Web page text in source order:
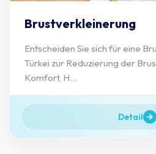
Brustverkleinerung
Entscheiden Sie sich für eine
Türkei zur Reduzierung der
Komfort, H...
Detail